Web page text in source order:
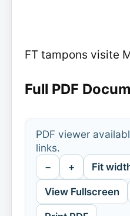
FT tampons visite
Full PDF
PDF viewer
links.
− + Fit
View Fullscreen